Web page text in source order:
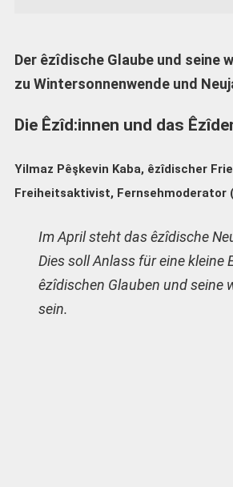
Der êzîdische Glaube und seine
zu Wintersonnenwende und
Die Êzîd:innen und das
Yilmaz Pêşkevin Kaba, êzîdischer
Freiheitsaktivist, Fernsehmoderator
Im April steht das êzîdische
Dies soll Anlass für eine kleine
êzîdischen Glauben und seine
sein.